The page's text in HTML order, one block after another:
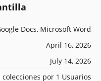
Docs, Microsoft Word
April 16, 2026
July 14, 2026
por 1 Usuarios